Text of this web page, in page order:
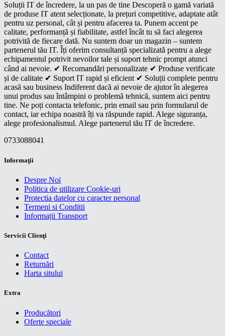
Soluții IT de încredere, la un pas de tine Descoperă o gamă variată
de produse IT atent selecționate, la prețuri competitive, adaptate atât
pentru uz personal, cât și pentru afacerea ta. Punem accent pe
calitate, performanță și fiabilitate, astfel încât tu să faci alegerea
potrivită de fiecare dată. Nu suntem doar un magazin – suntem
partenerul tău IT. Îți oferim consultanță specializată pentru a alege
echipamentul potrivit nevoilor tale și suport tehnic prompt atunci
când ai nevoie. ✔ Recomandări personalizate ✔ Produse verificate
și de calitate ✔ Suport IT rapid și eficient ✔ Soluții complete pentru
acasă sau business Indiferent dacă ai nevoie de ajutor în alegerea
unui produs sau întâmpini o problemă tehnică, suntem aici pentru
tine. Ne poți contacta telefonic, prin email sau prin formularul de
contact, iar echipa noastră îți va răspunde rapid. Alege siguranța,
alege profesionalismul. Alege partenerul tău IT de încredere.
0733088041
Informaţii
Despre Noi
Politica de utilizare Cookie-uri
Protectia datelor cu caracter personal
Termeni si Conditii
Informații Transport
Servicii Clienţi
Contact
Returnări
Harta sitului
Extra
Producători
Oferte speciale